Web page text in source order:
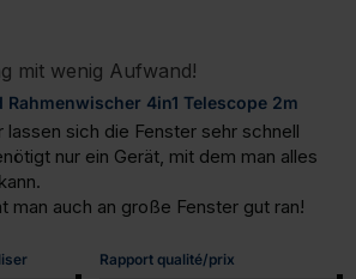
mit wenig Aufwand!
4in1 Telescope 2m
sich die Fenster sehr schnell
nur ein Gerät, mit dem man alles
man auch an große Fenster gut ran!
Rapport qualité/prix